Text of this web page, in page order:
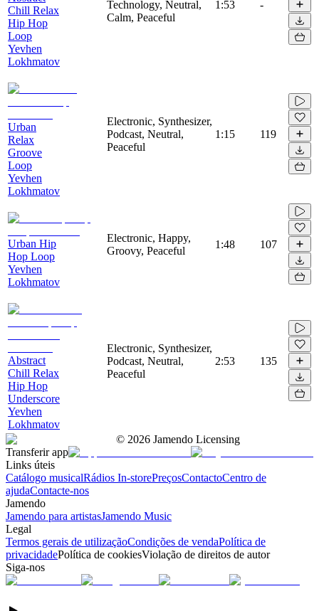
Chill Relax
Hip Hop
Loop
Yevhen
Lokhmatov
Technology, Neutral,
Calm, Peaceful
1:53 -
Urban
Relax
Groove
Loop
Yevhen
Lokhmatov
Electronic, Synthesizer,
Podcast, Neutral,
Peaceful
1:15 119
Urban Hip
Hop Loop
Yevhen
Lokhmatov
Electronic, Happy,
Groovy, Peaceful
1:48 107
Abstract
Chill Relax
Hip Hop
Underscore
Yevhen
Lokhmatov
Electronic, Synthesizer,
Podcast, Neutral,
Peaceful
2:53 135
© 2026 Jamendo Licensing
Transferir app
Links úteis
Catálogo musicalRádios In-storePreçosContactoCentro de
ajudaContacte-nos
Jamendo
Jamendo para artistasJamendo Music
Legal
Termos gerais de utilizaçãoCondições de vendaPolítica de
privacidadePolítica de cookiesViolação de direitos de autor
Siga-nos